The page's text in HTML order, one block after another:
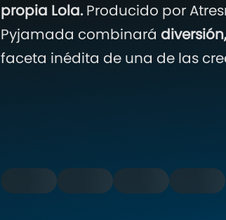
propia Lola. Producido por
Pyjamada combinará
faceta inédita de una de las